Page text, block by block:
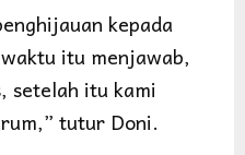
kepada
itu menjawab,
setelah itu kami
tutur Doni.